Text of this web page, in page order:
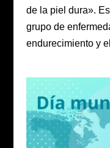
de la piel dura».
grupo de
endurecimiento y